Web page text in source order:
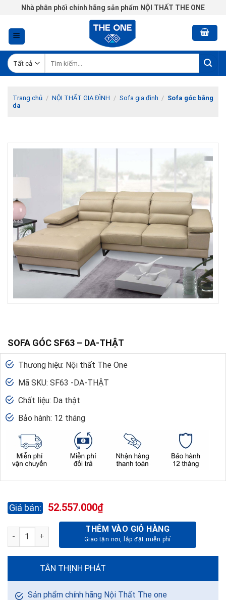
Chuyển
nội
dung
Nhà phân phối chính hãng sản phẩm NỘI THẤT THE ONE
kiếm:
Trang chủ / NỘI THẤT GIA ĐÌNH / Sofa gia đình / Sofa góc bằng
da
SOFA GÓC SF63 – DA-THẬT
Thương hiệu: Nội thất The One
Mã SKU: SF63 -DA-THẬT
Chất liệu: Da thật
Bảo hành: 12 tháng
52.557.000₫
SOFA GÓC SF63 - DA-THẬT số lượng
THÊM VÀO GIỎ HÀNG
TÂN THỊNH PHÁT
Sản phẩm chính hãng Nội Thất The one